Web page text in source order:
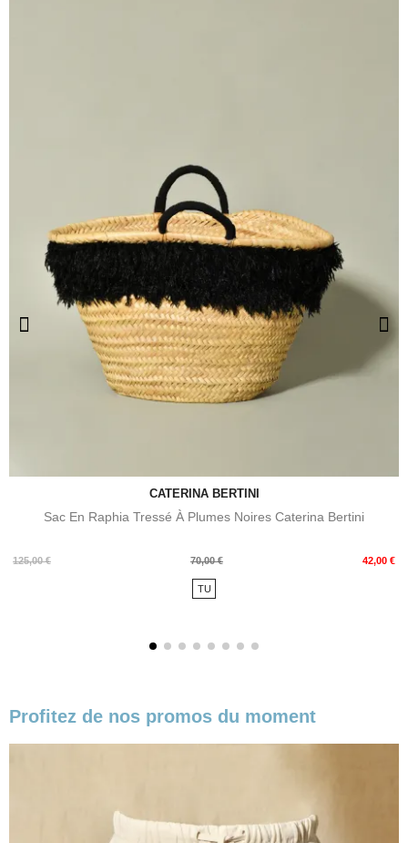
CATERINA BERTINI
Sac En Raphia Tressé À Plumes Noires Caterina Bertini
125,00 €
Prix
70,00 € 42,00 €
Prix
TU
Profitez de nos promos du moment